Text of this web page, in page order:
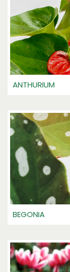
ANTHURIUM
BEGONIA